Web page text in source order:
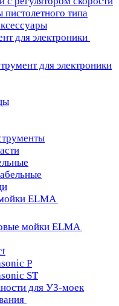
пистолетного типа
для электроники
для электроники
ELMA
мойки ELMA
P
ST
для УЗ-моек